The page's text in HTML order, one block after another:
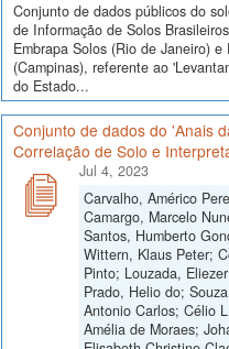
Conjunto de dados públicos do
de Informação de Solos
Embrapa Solos (Rio de Janeiro)
(Campinas), referente ao
do Estado...
Conjunto de dados do 'Anais
Correlação de Solo e
Jul 4, 2023
Carvalho, Américo
Camargo, Marcelo
Santos, Humberto
Wittern, Klaus Peter;
Pinto; Louzada,
Prado, Helio do;
Antonio Carlos; Célio
Amélia de Moraes;